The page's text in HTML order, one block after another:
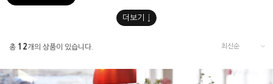
총 12개의 상품이 있습니다.